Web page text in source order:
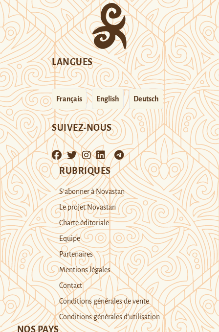
LANGUES
Français English Deutsch
SUIVEZ-NOUS
RUBRIQUES
S’abonner à Novastan
Le projet Novastan
Charte éditoriale
Equipe
Partenaires
Mentions légales
Contact
Conditions générales de vente
Conditions générales d’utilisation
NOS PAYS